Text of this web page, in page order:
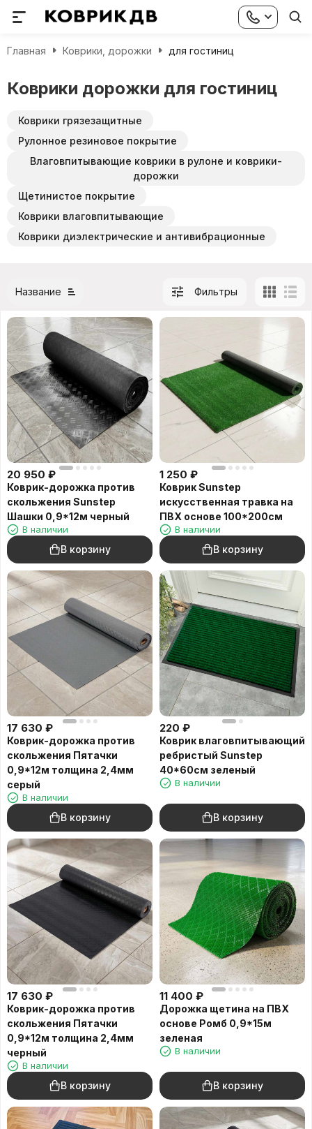
Главная Коврики, дорожки для гостиниц
Коврики дорожки для гостиниц
Коврики грязезащитные
Рулонное резиновое покрытие
Влаговпитывающие коврики в рулоне и коврики-
дорожки
Щетинистое покрытие
Коврики влаговпитывающие
Коврики диэлектрические и антивибрационные
Название Фильтры
20 950 ₽
Коврик-дорожка против
скольжения Sunstep
Шашки 0,9*12м черный
В наличии
В корзину
1 250 ₽
Коврик Sunstep
искусственная травка на
ПВХ основе 100*200cм
В наличии
В корзину
17 630 ₽
Коврик-дорожка против
скольжения Пятачки
0,9*12м толщина 2,4мм
серый
В наличии
В корзину
220 ₽
Коврик влаговпитывающий
ребристый Sunstep
40*60см зеленый
В наличии
В корзину
17 630 ₽
Коврик-дорожка против
скольжения Пятачки
0,9*12м толщина 2,4мм
черный
В наличии
В корзину
11 400 ₽
Дорожка щетина на ПВХ
основе Ромб 0,9*15м
зеленая
В наличии
В корзину